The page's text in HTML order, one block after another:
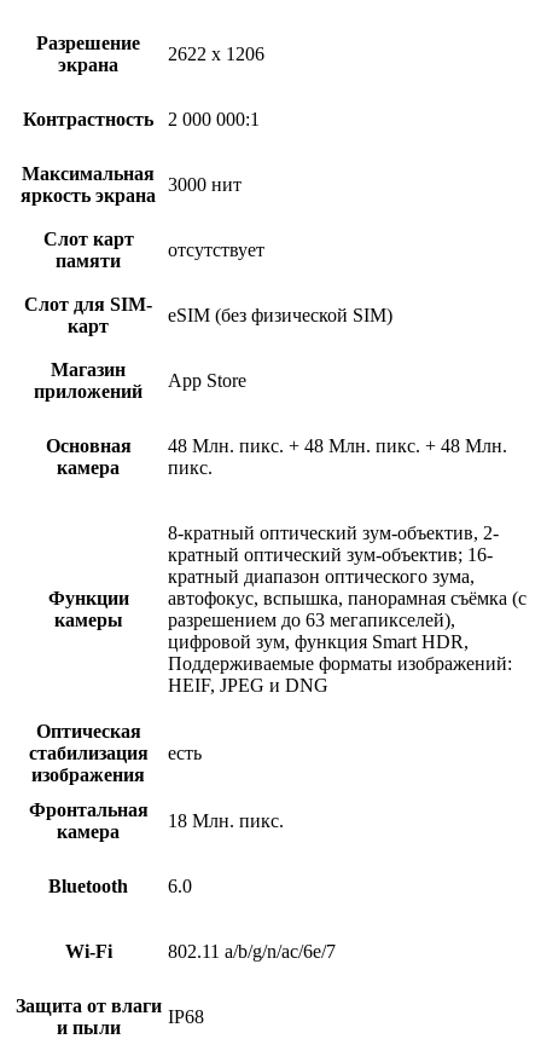
Разрешение
экрана
2622 x 1206
Контрастность 2 000 000:1
Максимальная
яркость экрана
3000 нит
Слот карт
памяти
отсутствует
Слот для SIM-
карт
eSIM (без физической SIM)
Магазин
приложений
App Store
Основная
камера
48 Млн. пикс. + 48 Млн. пикс. + 48 Млн.
пикс.
Функции
камеры
8-кратный оптический зум-объектив, 2-
кратный оптический зум-объектив; 16-
кратный диапазон оптического зума,
автофокус, вспышка, панорамная съёмка (с
разрешением до 63 мегапикселей),
цифровой зум, функция Smart HDR,
Поддерживаемые форматы изображений:
HEIF, JPEG и DNG
Оптическая
стабилизация
изображения
есть
Фронтальная
камера
18 Млн. пикс.
Bluetooth 6.0
Wi-Fi 802.11 a/b/g/n/ac/6e/7
Защита от влаги
и пыли
IP68